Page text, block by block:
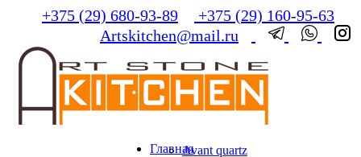
+375 (29) 680-93-89
+375 (29) 160-95-63
Artskitchen@mail.ru
ГлавнаяAvant quartz